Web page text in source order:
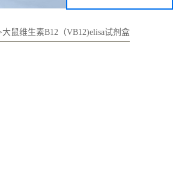
大鼠维生素B12（VB12)elisa试剂盒